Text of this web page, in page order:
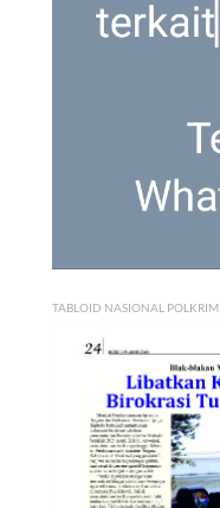
TABLOID NASIONAL POLKRIM